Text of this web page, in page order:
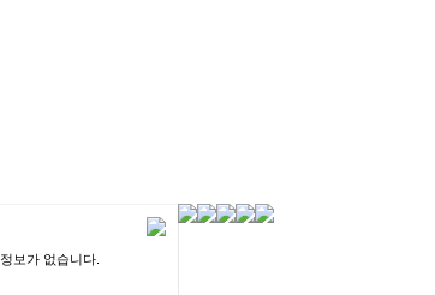
정보가 없습니다.